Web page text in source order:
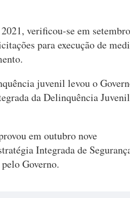
verificou-se em
para execução de
juvenil levou o
da Delinquência
em outubro nove
Integrada de
Governo.